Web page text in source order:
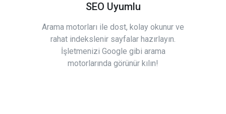
SEO Uyumlu
Arama motorları ile dost, kolay okunur ve
rahat indekslenir sayfalar hazırlayın.
İşletmenizi Google gibi arama
motorlarında görünür kılın!